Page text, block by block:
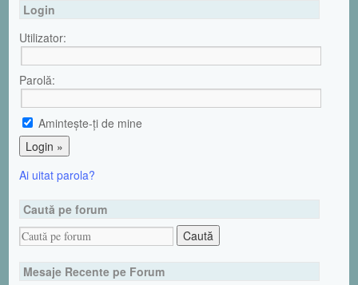
Login
Utilizator:
Parolă:
Aminteşte-ţi de mine
Ai uitat parola?
Caută pe forum
Mesaje Recente pe Forum